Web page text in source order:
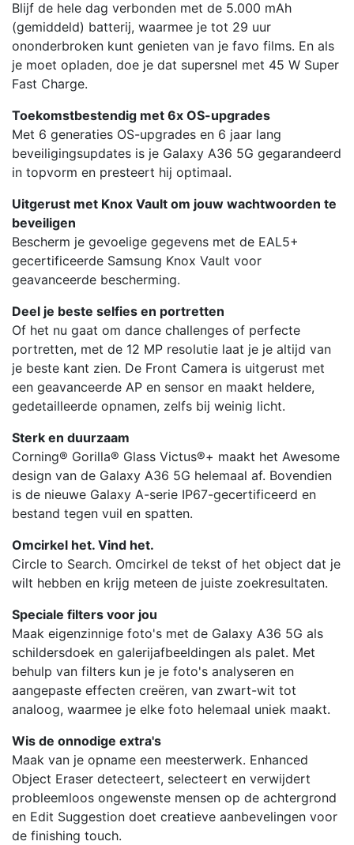
Blijf de hele dag verbonden met de 5.000 mAh
(gemiddeld) batterij, waarmee je tot 29 uur
ononderbroken kunt genieten van je favo films. En als
je moet opladen, doe je dat supersnel met 45 W Super
Fast Charge.
Toekomstbestendig met 6x OS-upgrades
Met 6 generaties OS-upgrades en 6 jaar lang
beveiligingsupdates is je Galaxy A36 5G gegarandeerd
in topvorm en presteert hij optimaal.
Uitgerust met Knox Vault om jouw wachtwoorden te
beveiligen
Bescherm je gevoelige gegevens met de EAL5+
gecertificeerde Samsung Knox Vault voor
geavanceerde bescherming.
Deel je beste selfies en portretten
Of het nu gaat om dance challenges of perfecte
portretten, met de 12 MP resolutie laat je je altijd van
je beste kant zien. De Front Camera is uitgerust met
een geavanceerde AP en sensor en maakt heldere,
gedetailleerde opnamen, zelfs bij weinig licht.
Sterk en duurzaam
Corning® Gorilla® Glass Victus®+ maakt het Awesome
design van de Galaxy A36 5G helemaal af. Bovendien
is de nieuwe Galaxy A-serie IP67-gecertificeerd en
bestand tegen vuil en spatten.
Omcirkel het. Vind het.
Circle to Search. Omcirkel de tekst of het object dat je
wilt hebben en krijg meteen de juiste zoekresultaten.
Speciale filters voor jou
Maak eigenzinnige foto's met de Galaxy A36 5G als
schildersdoek en galerijafbeeldingen als palet. Met
behulp van filters kun je je foto's analyseren en
aangepaste effecten creëren, van zwart-wit tot
analoog, waarmee je elke foto helemaal uniek maakt.
Wis de onnodige extra's
Maak van je opname een meesterwerk. Enhanced
Object Eraser detecteert, selecteert en verwijdert
probleemloos ongewenste mensen op de achtergrond
en Edit Suggestion doet creatieve aanbevelingen voor
de finishing touch.